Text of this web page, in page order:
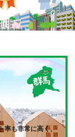
率も非常に高く、